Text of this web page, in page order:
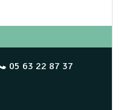
05 63 22 87 37